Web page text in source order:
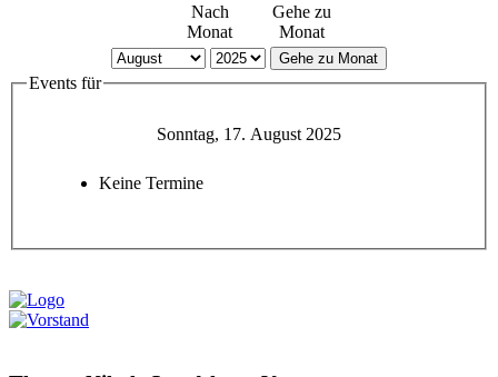
Nach
Monat
Gehe zu
Monat
Gehe zu Monat
Events für
Sonntag, 17. August 2025
Keine Termine